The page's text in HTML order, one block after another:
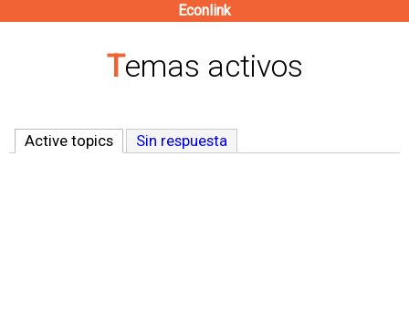
contenido
Econlink
Temas activos
Active topics (solapa activa)
Sin respuesta